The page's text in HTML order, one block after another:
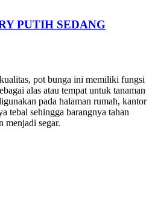
PUTIH SEDANG
pot bunga ini memiliki fungsi
alas atau tempat untuk tanaman
pada halaman rumah, kantor
tebal sehingga barangnya tahan
menjadi segar.